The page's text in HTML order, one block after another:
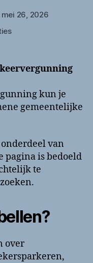
mei 26, 2026
op
bellen?
Telefoonnummer
kun je
gemeentelijke
van
pagina is bedoeld
te
over